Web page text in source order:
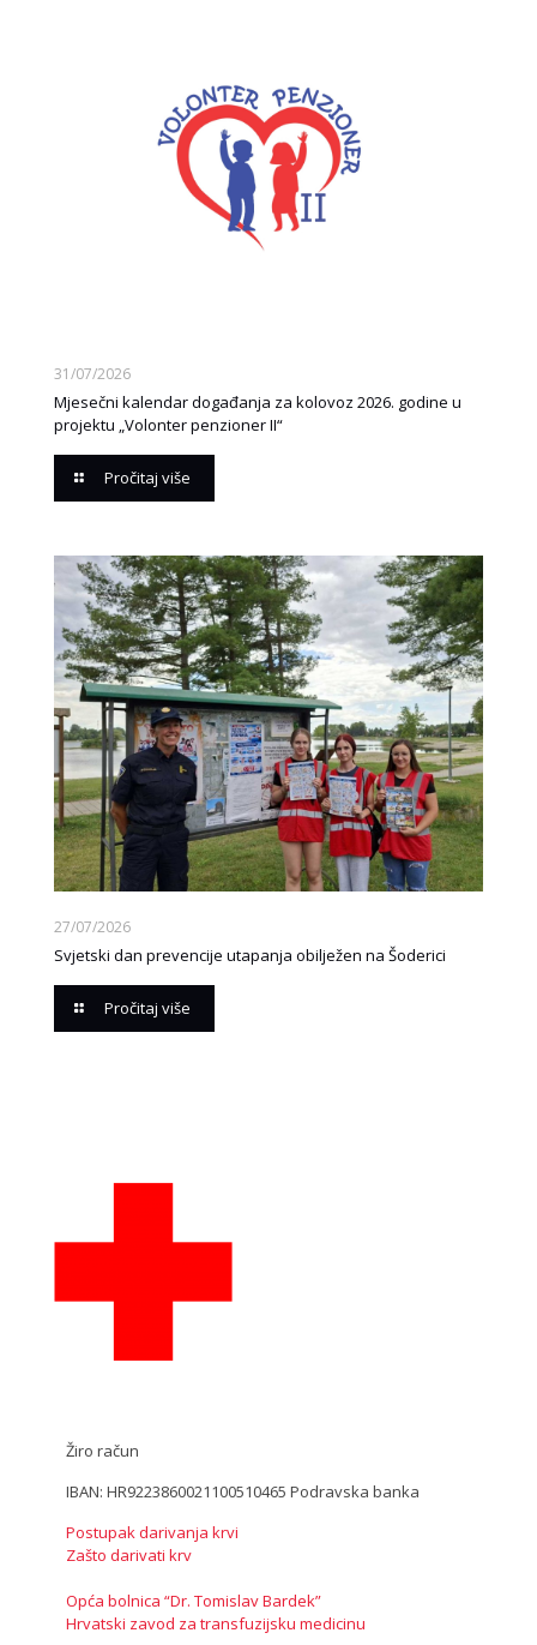
31/07/2026
Mjesečni kalendar događanja za kolovoz 2026. godine u
projektu „Volonter penzioner II“
Pročitaj više
27/07/2026
Svjetski dan prevencije utapanja obilježen na Šoderici
Pročitaj više
Žiro račun
IBAN: HR9223860021100510465 Podravska banka
Postupak darivanja krvi
Zašto darivati krv
Opća bolnica “Dr. Tomislav Bardek”
Hrvatski zavod za transfuzijsku medicinu